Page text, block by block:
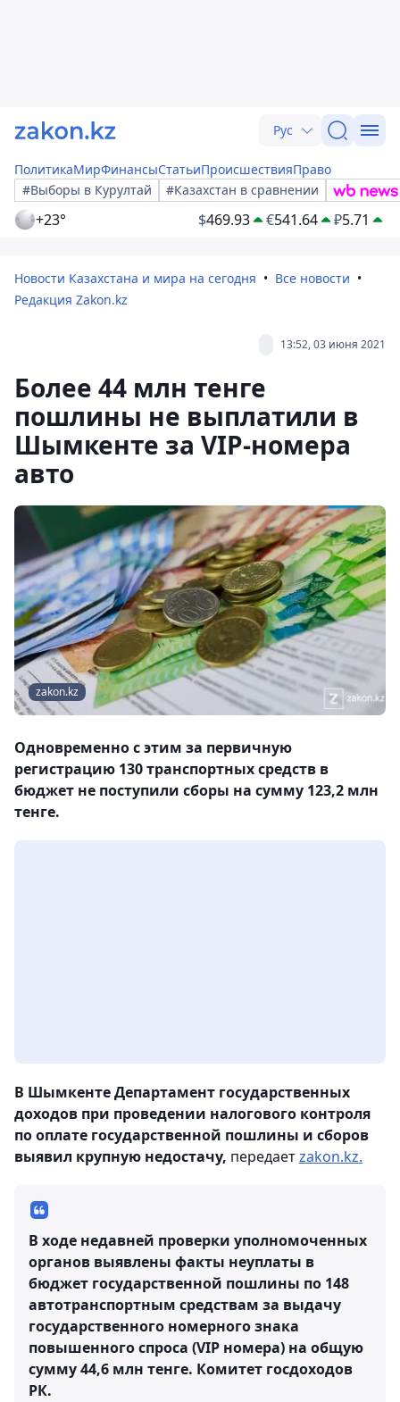
Рус
ПолитикаМирФинансыСтатьиПроисшествияПраво
#Выборы в Курултай
#Казахстан в сравнении
+23° $469.93 €541.64 ₽5.71
Новости Казахстана и мира на сегодня
Все новости
Редакция Zakon.kz
13:52, 03 июня 2021
Более 44 млн тенге
пошлины не выплатили в
Шымкенте за VIP-номера
авто
zakon.kz
Одновременно с этим за первичную
регистрацию 130 транспортных средств в
бюджет не поступили сборы на сумму 123,2 млн
тенге.
В Шымкенте Департамент государственных
доходов при проведении налогового контроля
по оплате государственной пошлины и сборов
выявил крупную недостачу, передаетzakon.kz.
В ходе недавней проверки уполномоченных
органов выявлены факты неуплаты в
бюджет государственной пошлины по 148
автотранспортным средствам за выдачу
государственного номерного знака
повышенного спроса (VIP номера) на общую
сумму 44,6 млн тенге. Комитет госдоходов
РК.